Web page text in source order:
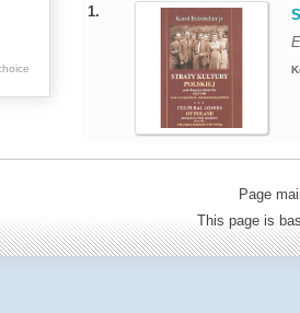
1.
Page
This page is